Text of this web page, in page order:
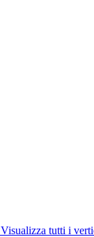
Visualizza tutti i